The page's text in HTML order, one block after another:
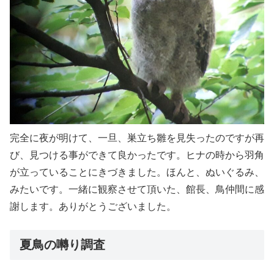
完全に夜が明けて、一旦、巣立ち雛を見失ったのですが再
び、見つける事ができて良かったです。ヒナの時から羽角
が立っていることにきづきました。ほんと、ぬいぐるみ、
みたいです。一緒に観察させて頂いた、館長、鳥仲間に感
謝します。ありがとうございました。
夏鳥の囀り調査